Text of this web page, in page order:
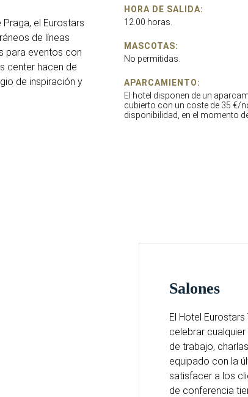
el Eurostars
de líneas
para eventos con
center hacen de
de inspiración y
HORA DE SALIDA:
12.00 horas.
MASCOTAS:
No permitidas.
APARCAMIENTO:
El hotel disponen de un
cubierto con un coste de 35 €/
disponibilidad, en el momento
Salones
El Hotel
celebrar
de trabajo,
equipado con la
satisfacer a los
de conferencia